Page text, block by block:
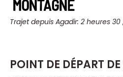
MONTAGNE
Trajet depuis Agadir: 2 heures 30
POINT DE DÉPART